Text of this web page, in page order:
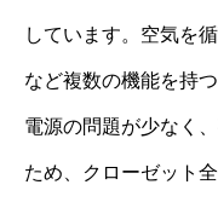
しています。空気を
など複数の機能を持
電源の問題が少なく
ため、クローゼット